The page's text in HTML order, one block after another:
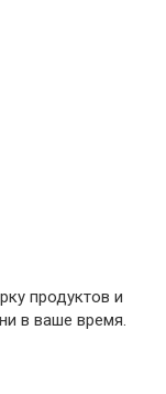
продуктов и
в ваше время.